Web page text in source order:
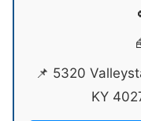
📌 5320
KY